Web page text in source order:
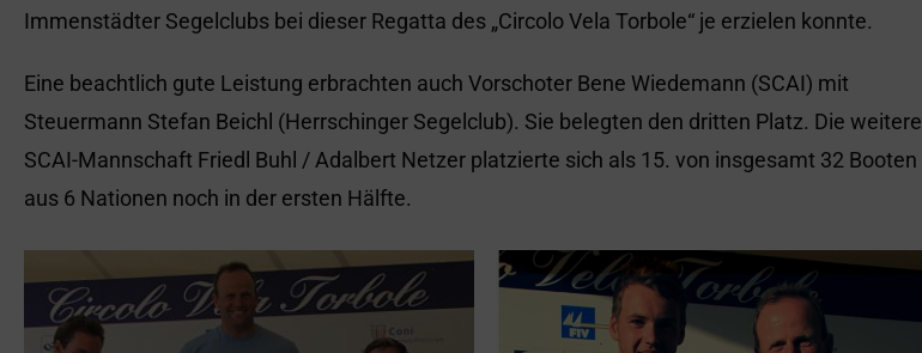
Immenstädter Segelclubs bei dieser Regatta des „Circolo Vela Torbole“ je erzielen konnte.
Eine beachtlich gute Leistung erbrachten auch Vorschoter Bene Wiedemann (SCAI) mit
Steuermann Stefan Beichl (Herrschinger Segelclub). Sie belegten den dritten Platz. Die weitere
SCAI-Mannschaft Friedl Buhl / Adalbert Netzer platzierte sich als 15. von insgesamt 32 Booten
aus 6 Nationen noch in der ersten Hälfte.